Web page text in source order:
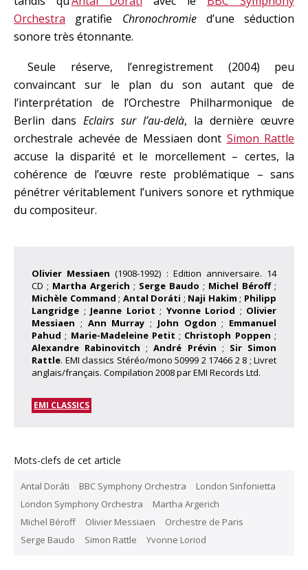
Orchestra gratifie Chronochromied’une séduction
sonore très étonnante.
Seule réserve, l’enregistrement (2004) peu
convaincant sur le plan du son autant que de
l’interprétation de l’Orchestre Philharmonique de
Berlin dans Eclairs sur l’au-delà, la dernière œuvre
orchestrale achevée de Messiaen dont Simon Rattle
accuse la disparité et le morcellement – certes, la
cohérence de l’œuvre reste problématique – sans
pénétrer véritablement l’univers sonore et rythmique
du compositeur.
Olivier Messiaen (1908-1992) : Edition anniversaire. 14
CD ; Martha Argerich ; Serge Baudo ; Michel Béroff;
Michèle Command ; Antal Doráti ; Naji Hakim ; Philipp
Langridge ; Jeanne Loriot ; Yvonne Loriod ; Olivier
Messiaen ; Ann Murray ; John Ogdon ; Emmanuel
Pahud ; Marie-Madeleine Petit ; Christoph Poppen ;
Alexandre Rabinovitch ;André Prévin ; Sir Simon
Rattle. EMI classics Stéréo/mono 50999 2 17466 2 8 ; Livret
anglais/français. Compilation 2008 par EMI Records Ltd.
EMI CLASSICS
Mots-clefs de cet article
Antal Doráti BBC Symphony Orchestra
London Sinfonietta
London Symphony Orchestra
Martha Argerich
Michel Béroff
Olivier Messiaen
Orchestre de Paris
Serge Baudo
Simon Rattle Yvonne Loriod